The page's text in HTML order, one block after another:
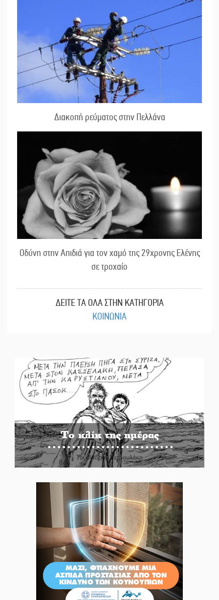
Διακοπή ρεύματος στην Πελλάνα
Οδύνη στην Απιδιά για τον χαμό της 29χρονης Ελένης
σε τροχαίο
ΔΕΙΤΕ ΤΑ ΟΛΑ ΣΤΗΝ ΚΑΤΗΓΟΡΙΑ
ΚΟΙΝΩΝΙΑ
Το κλίκ της ημέρας
Του Ανδρέα Πετρουλάκη